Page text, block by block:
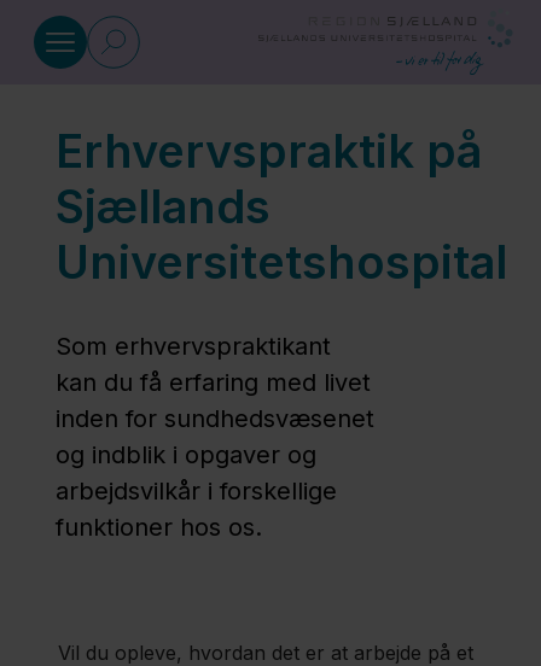
Uddannelse
Uddannelsesmesse
Specialuddannelsen
for sygeplejersker
Erhvervspraktik på
Erhvervspraktik på
Sjællands
Universitetshospital
Som erhvervspraktikant
kan du få erfaring med livet
inden for sundhedsvæsenet
og indblik i opgaver og
arbejdsvilkår i forskellige
funktioner hos os.
Vil du opleve, hvordan det er at arbejde på et